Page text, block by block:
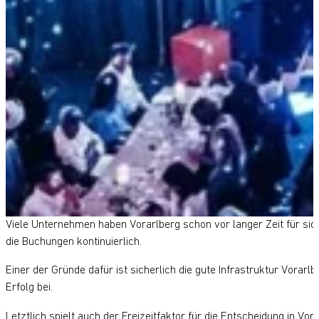
Viele Unternehmen haben Vorarlberg schon vor langer Zeit für
die Buchungen kontinuierlich.
Einer der Gründe dafür ist sicherlich die gute Infrastruktur
Erfolg bei.
Letztlich spielt auch der Freizeitfaktor für die Entscheidung in